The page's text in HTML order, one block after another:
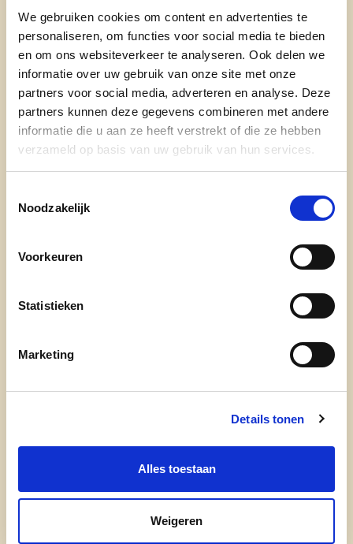
We gebruiken cookies om content en advertenties te
personaliseren, om functies voor social media te bieden
en om ons websiteverkeer te analyseren. Ook delen we
informatie over uw gebruik van onze site met onze
partners voor social media, adverteren en analyse. Deze
partners kunnen deze gegevens combineren met andere
informatie die u aan ze heeft verstrekt of die ze hebben
verzameld op basis van uw gebruik van hun services.
Noodzakelijk
Voorkeuren
Statistieken
Marketing
Details tonen
Alles toestaan
Weigeren
Steunpunt data & analyse
Juridische dienst
Informatiebeleid
tom.dehaene@vlaamsbrabant.be
Bezoek website
@tomdehaene
@Tom.Dehaene.pagina
Ontdek
waarom cd&v
nieuws